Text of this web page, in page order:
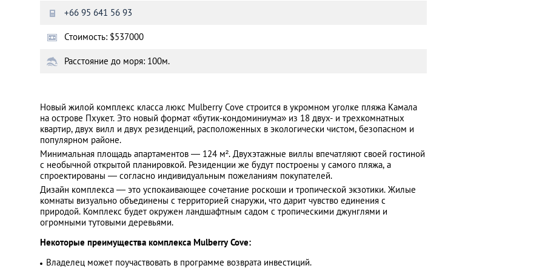
+66 95 641 56 93
Стоимость: $537000
Расстояние до моря: 100м.
Новый жилой комплекс класса люкс Mulberry Cove строится в укромном уголке пляжа Камала
на острове Пхукет. Это новый формат «бутик-кондоминиума» из 18 двух- и трехкомнатных
квартир, двух вилл и двух резиденций, расположенных в экологически чистом, безопасном и
популярном районе.
Минимальная площадь апартаментов — 124 м². Двухэтажные виллы впечатляют своей гостиной
с необычной открытой планировкой. Резиденции же будут построены у самого пляжа, а
спроектированы — согласно индивидуальным пожеланиям покупателей.
Дизайн комплекса — это успокаивающее сочетание роскоши и тропической экзотики. Жилые
комнаты визуально объединены с территорией снаружи, что дарит чувство единения с
природой. Комплекс будет окружен ландшафтным садом с тропическими джунглями и
огромными тутовыми деревьями.
Некоторые преимущества комплекса Mulberry Cove:
Владелец может поучаствовать в программе возврата инвестиций.